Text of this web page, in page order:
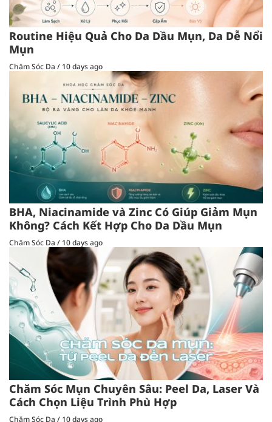
Routine Hiệu Quả Cho Da Dầu Mụn, Da Dễ Nổi
Mụn
Chăm Sóc Da / 10 days ago
BHA, Niacinamide và Zinc Có Giúp Giảm Mụn
Không? Cách Kết Hợp Cho Da Dầu Mụn
Chăm Sóc Da / 10 days ago
Chăm Sóc Mụn Chuyên Sâu: Peel Da, Laser Và
Cách Chọn Liệu Trình Phù Hợp
Chăm Sóc Da / 10 days ago